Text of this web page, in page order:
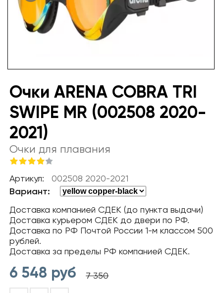
Очки ARENA COBRA TRI
SWIPE MR (002508 2020-
2021)
Очки для плавания
Артикул: 002508 2020-2021
Вариант:
Доставка компанией СДЕК (до пункта выдачи)
Доставка курьером СДЕК до двери по РФ.
Доставка по РФ Почтой России 1-м классом 500
рублей.
Доставка за пределы РФ компанией СДЕК.
6 548 руб 7 350